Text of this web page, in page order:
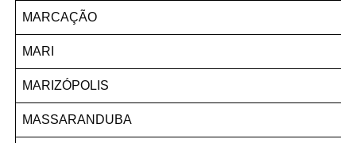
MARCAÇÃO
MARI
MARIZÓPOLIS
MASSARANDUBA